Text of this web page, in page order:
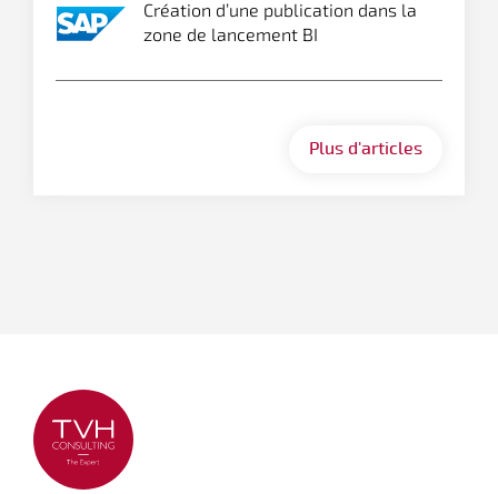
Création d’une publication dans la
zone de lancement BI
Plus d'articles